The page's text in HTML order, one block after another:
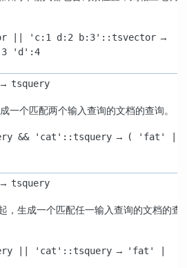
|| 'c:1 d:2 b:3'::tsvector→
'd':4
tsquery
一个匹配两个输入查询的文档的查询。
&& 'cat'::tsquery→
( 'fat' |
tsquery
，生成一个匹配任一输入查询的文档的查
|| 'cat'::tsquery→
'fat' |